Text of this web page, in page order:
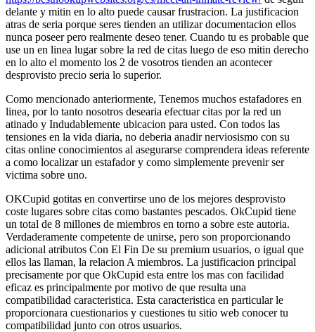
delante y mitin en lo alto puede causar frustracion. La justificacion
atras de seri­a porque seres tienden an utilizar documentacion ellos
nunca poseer pero realmente deseo tener. Cuando tu es probable que
use un en linea lugar sobre la red de citas luego de eso mitin derecho
en lo alto el momento los 2 de vosotros tienden an acontecer
desprovisto precio seria lo superior.
Como mencionado anteriormente, Tenemos muchos estafadores en
linea, por lo tanto nosotros desearia efectuar citas por la red un
atinado y Indudablemente ubicacion para usted. Con todos las
tensiones en la vida diaria, no deberia anadir nerviosismo con su
citas online conocimientos al asegurarse comprendera ideas referente
a como localizar un estafador y como simplemente prevenir ser
victima sobre uno.
OKCupid gotitas en convertirse uno de los mejores desprovisto
coste lugares sobre citas como bastantes pescados. OkCupid tiene
un total de 8 millones de miembros en torno a sobre este autoria.
Verdaderamente competente de unirse, pero son proporcionando
adicional atributos Con El Fin De su premium usuarios, o igual que
ellos las llaman, la relacion A miembros. La justificacion principal
precisamente por que OkCupid esta entre los mas con facilidad
eficaz es principalmente por motivo de que resulta una
compatibilidad caracteristica. Esta caracteristica en particular le
proporcionara cuestionarios y cuestiones tu sitio web conocer tu
compatibilidad junto con otros usuarios.